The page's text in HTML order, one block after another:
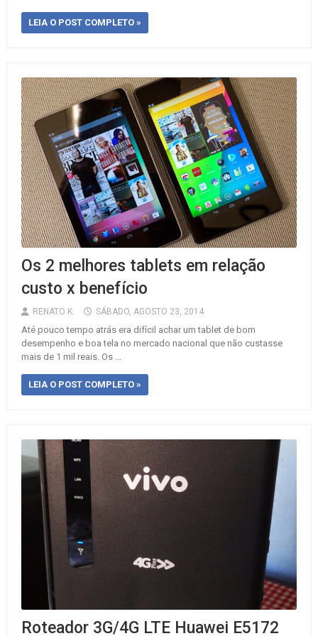
LEIA O POST COMPLETO »
Os 2 melhores tablets em relação
custo x benefício
RENATO K. SÁBADO, AGOSTO 23, 2014
Até pouco tempo atrás era difícil achar um tablet de bom
desempenho e boa tela no mercado nacional que não custasse
mais de 1 mil reais. Os ...
LEIA O POST COMPLETO »
Roteador 3G/4G LTE Huawei E5172